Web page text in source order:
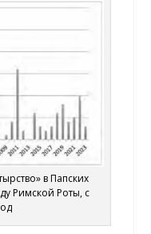
в Папских
Римской Роты, с